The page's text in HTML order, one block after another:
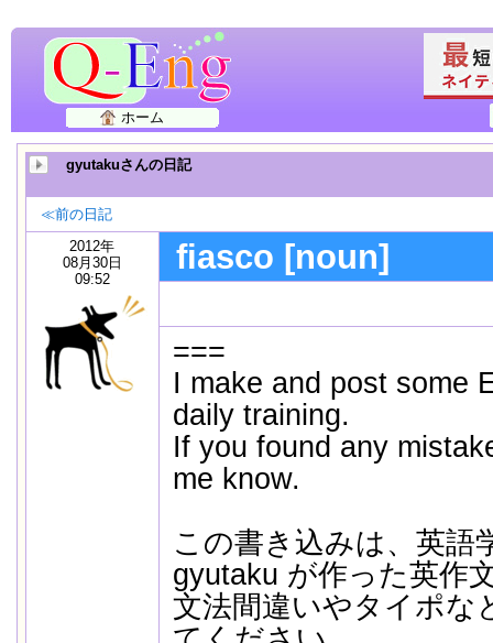
ホーム
gyutakuさんの日記
≪前の日記
2012年
08月30日
09:52
fiasco [noun]
===
I make and post some
daily training.
If you found any
me know.
この書き込みは、英語
gyutaku が作った英作
文法間違いやタイポな